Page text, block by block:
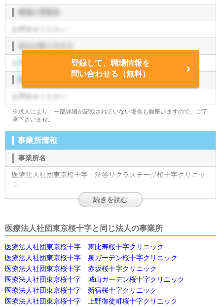
職場の雰囲気
お問合せください
お問合せください
登録して、職場情報を
問い合わせる（無料）
※求人により、一部詳細が記載されていない場合も御座いますので、ご了
承下さいませ。
事業所情報
事業所名
医療法人社団東京桜十字 渋谷サクラステージ桜十字クリニッ
ク
フリガナ
施設形態
検診
法人名
医療法人社団東京桜十字
休診日
医療法人社団東京桜十字と同じ法人の事業所
医療法人社団東京桜十字 恵比寿桜十字クリニック
医療法人社団東京桜十字 泉ガーデン桜十字クリニック
医療法人社団東京桜十字 赤坂桜十字クリニック
医療法人社団東京桜十字 城山ガーデン桜十字クリニック
医療法人社団東京桜十字 新宿桜十字クリニック
医療法人社団東京桜十字 上野御徒町桜十字クリニック